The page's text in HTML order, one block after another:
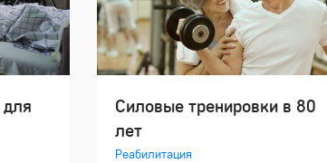
Силовые тренировки в 80
лет
Реабилитация